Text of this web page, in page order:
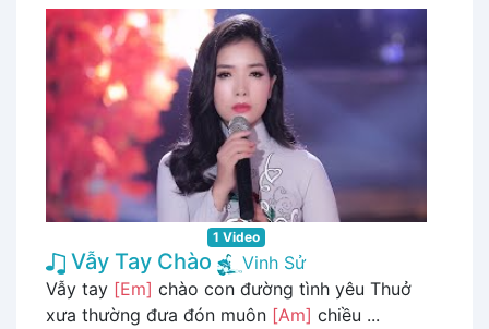
1 Video
Vẫy Tay Chào
Vinh Sử
Vẫy tay [Em] chào con đường tình yêu Thuở
xưa thường đưa đón muôn [Am] chiều ...